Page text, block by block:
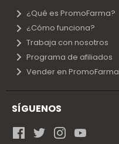
¿Qué es PromoFarma?
¿Cómo funciona?
Trabaja con nosotros
Programa de afiliados
Vender en PromoFarma
SÍGUENOS